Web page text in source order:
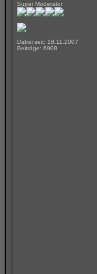
Super Moderator
Dabei seit: 18.11.2007
Beiträge: 6908